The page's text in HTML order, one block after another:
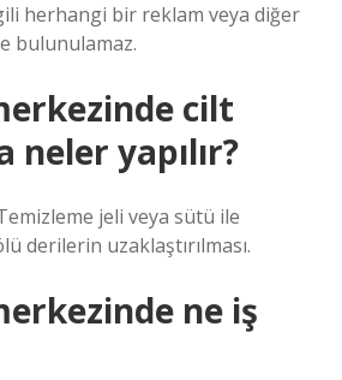
herhangi bir reklam veya diğer
bulunulamaz.
cilt
neler yapılır?
jeli veya sütü ile
derilerin uzaklaştırılması.
ne iş